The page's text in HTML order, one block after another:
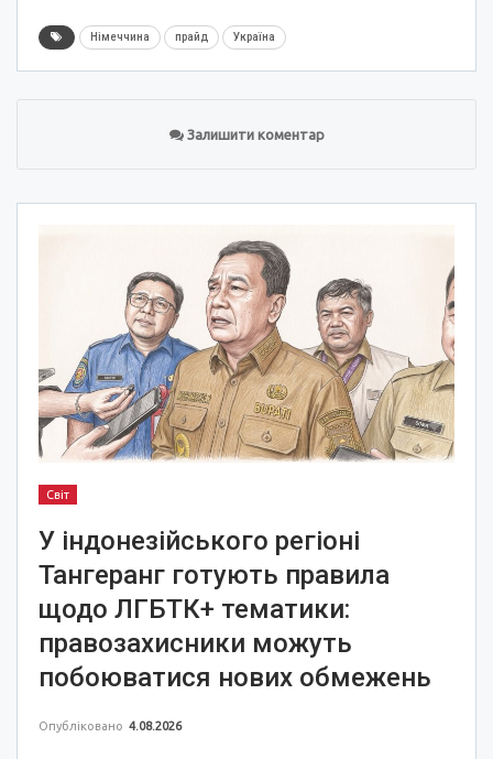
Німеччина прайд Україна
Залишити коментар
Світ
У індонезійського регіоні
Тангеранг готують правила
щодо ЛГБТК+ тематики:
правозахисники можуть
побоюватися нових обмежень
Опубліковано 4.08.2026